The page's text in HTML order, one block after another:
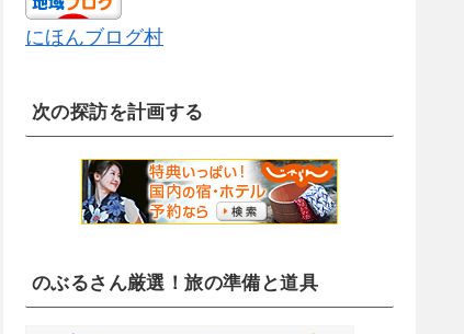
にほんブログ村
次の探訪を計画する
のぶるさん厳選！旅の準備と道具